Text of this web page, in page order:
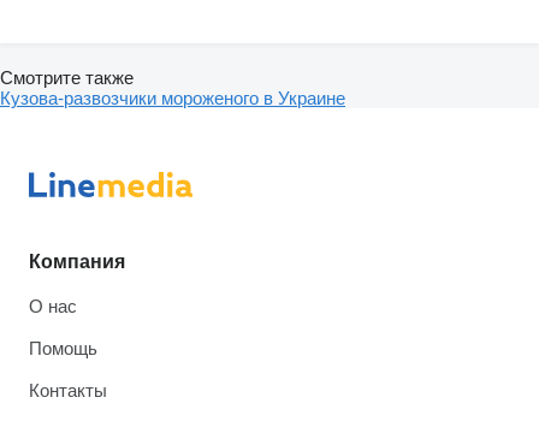
Смотрите также
Кузова-развозчики мороженого в Украине
Компания
О нас
Помощь
Контакты